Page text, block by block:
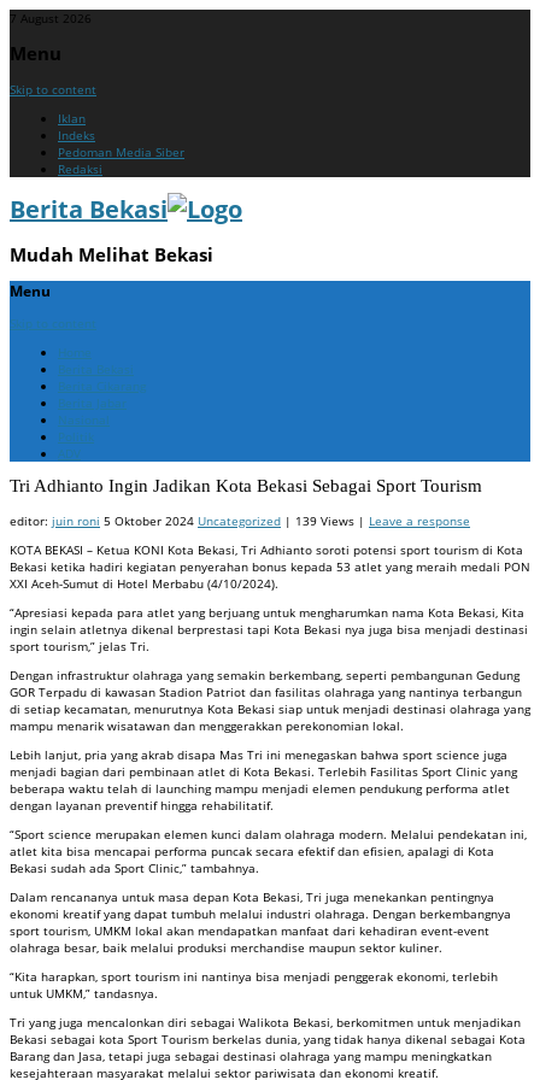
7 August 2026
Menu
Skip to content
Iklan
Indeks
Pedoman Media Siber
Redaksi
Berita Bekasi
Mudah Melihat Bekasi
Menu
Skip to content
Home
Berita Bekasi
Berita Cikarang
Berita Jabar
Nasional
Politik
ADV
Tri Adhianto Ingin Jadikan Kota Bekasi Sebagai Sport Tourism
editor: juin roni 5 Oktober 2024 Uncategorized | 139 Views | Leave a response
KOTA BEKASI – Ketua KONI Kota Bekasi, Tri Adhianto soroti potensi sport tourism di Kota
Bekasi ketika hadiri kegiatan penyerahan bonus kepada 53 atlet yang meraih medali PON
XXI Aceh-Sumut di Hotel Merbabu (4/10/2024).
“Apresiasi kepada para atlet yang berjuang untuk mengharumkan nama Kota Bekasi, Kita
ingin selain atletnya dikenal berprestasi tapi Kota Bekasi nya juga bisa menjadi destinasi
sport tourism,” jelas Tri.
Dengan infrastruktur olahraga yang semakin berkembang, seperti pembangunan Gedung
GOR Terpadu di kawasan Stadion Patriot dan fasilitas olahraga yang nantinya terbangun
di setiap kecamatan, menurutnya Kota Bekasi siap untuk menjadi destinasi olahraga yang
mampu menarik wisatawan dan menggerakkan perekonomian lokal.
Lebih lanjut, pria yang akrab disapa Mas Tri ini menegaskan bahwa sport science juga
menjadi bagian dari pembinaan atlet di Kota Bekasi. Terlebih Fasilitas Sport Clinic yang
beberapa waktu telah di launching mampu menjadi elemen pendukung performa atlet
dengan layanan preventif hingga rehabilitatif.
“Sport science merupakan elemen kunci dalam olahraga modern. Melalui pendekatan ini,
atlet kita bisa mencapai performa puncak secara efektif dan efisien, apalagi di Kota
Bekasi sudah ada Sport Clinic,” tambahnya.
Dalam rencananya untuk masa depan Kota Bekasi, Tri juga menekankan pentingnya
ekonomi kreatif yang dapat tumbuh melalui industri olahraga. Dengan berkembangnya
sport tourism, UMKM lokal akan mendapatkan manfaat dari kehadiran event-event
olahraga besar, baik melalui produksi merchandise maupun sektor kuliner.
“Kita harapkan, sport tourism ini nantinya bisa menjadi penggerak ekonomi, terlebih
untuk UMKM,” tandasnya.
Tri yang juga mencalonkan diri sebagai Walikota Bekasi, berkomitmen untuk menjadikan
Bekasi sebagai kota Sport Tourism berkelas dunia, yang tidak hanya dikenal sebagai Kota
Barang dan Jasa, tetapi juga sebagai destinasi olahraga yang mampu meningkatkan
kesejahteraan masyarakat melalui sektor pariwisata dan ekonomi kreatif.